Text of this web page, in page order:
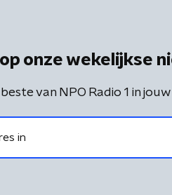
onze wekelijkse
van NPO Radio 1 in